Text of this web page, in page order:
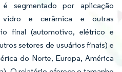
segmentado por aplicação
vidro e cerâmica e outras
final (automotivo, elétrico e
setores de usuários finais) e
do Norte, Europa, América